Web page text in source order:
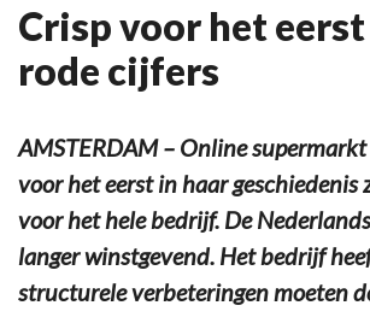
Crisp voor het
rode cijfers
AMSTERDAM – Online
voor het eerst in haar geschiedenis
voor het hele bedrijf. De
langer winstgevend. Het bedrijf
structurele verbeteringen moeten